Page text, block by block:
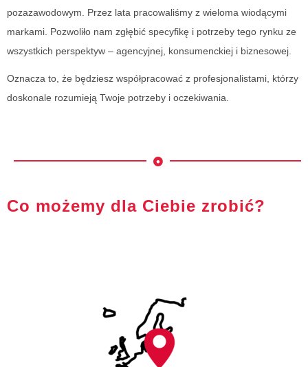
pozazawodowym. Przez lata pracowaliśmy z wieloma wiodącymi
markami. Pozwoliło nam zgłębić specyfikę i potrzeby tego rynku ze
wszystkich perspektyw – agencyjnej, konsumenckiej i biznesowej.
Oznacza to, że będziesz współpracować z profesjonalistami, którzy
doskonale rozumieją Twoje potrzeby i oczekiwania.
Co możemy dla Ciebie zrobić?